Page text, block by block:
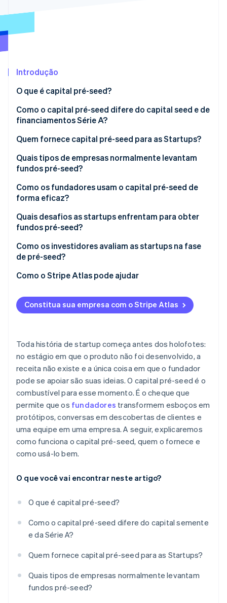
Introdução
O que é capital pré-seed?
Como o capital pré-seed difere do capital seed e de
financiamentos Série A?
Quem fornece capital pré-seed para as Startups?
Quais tipos de empresas normalmente levantam
fundos pré-seed?
Como os fundadores usam o capital pré-seed de
forma eficaz?
Quais desafios as startups enfrentam para obter
fundos pré-seed?
Como os investidores avaliam as startups na fase
de pré-seed?
Como o Stripe Atlas pode ajudar
Como se inscrever no Atlas
Recebendo pagamentos e abrindo conta antes de
Compra de ações sem uso de dinheiro
Arquivamento automático da eleição fiscal 83(b)
Documentos jurídicos de padrão internacional
Um ano gratuito de Stripe Payments, além de 50 mil
dólares em créditos e descontos
Constitua sua empresa com o Stripe Atlas
Toda história de startup começa antes dos holofotes:
no estágio em que o produto não foi desenvolvido, a
receita não existe e a única coisa em que o fundador
pode se apoiar são suas ideias. O capital pré-seed é o
combustível para esse momento. É o cheque que
permite que os fundadores transformem esboços em
protótipos, conversas em descobertas de clientes e
uma equipe em uma empresa. A seguir, explicaremos
como funciona o capital pré-seed, quem o fornece e
como usá-lo bem.
O que você vai encontrar neste artigo?
O que é capital pré-seed?
Como o capital pré-seed difere do capital semente
e da Série A?
Quem fornece capital pré-seed para as Startups?
Quais tipos de empresas normalmente levantam
fundos pré-seed?